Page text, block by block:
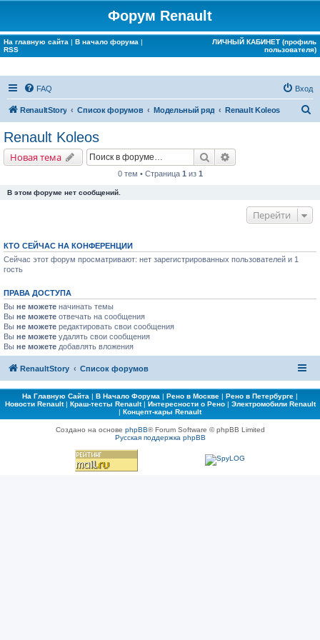
Форум Renault
На главную сайта | В начало форума |
RSS
ЛИЧНЫЙ КАБИНЕТ (профиль
пользователя)
FAQ Вход
RenaultStory Список форумов Модельный ряд Renault Koleos
Renault Koleos
Новая тема Поиск
0 тем • Страница 1 из 1
В этом форуме нет сообщений.
Перейти
КТО СЕЙЧАС НА КОНФЕРЕНЦИИ
Сейчас этот форум просматривают: нет зарегистрированных пользователей и 1
гость
ПРАВА ДОСТУПА
Вы не можете начинать темы
Вы не можете отвечать на сообщения
Вы не можете редактировать свои сообщения
Вы не можете удалять свои сообщения
Вы не можете добавлять вложения
RenaultStory Список форумов
На Главную Сайта | В Начало Форума | Рено в Москве | Рено в Петербурге |
Новости Renault| Краш-тесты Renault| Интересности о Рено| Электромобили Renault
| Концепт-кары Renault
Создано на основе phpBB® Forum Software © phpBB Limited
Русская поддержка phpBB